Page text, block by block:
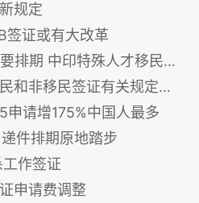
规定
签证或有大改革
期 中印特殊人才移民受限
民签证有关规定征求意见草案
申请增175%中国人最多
件排期原地踏步
作签证
申请费调整